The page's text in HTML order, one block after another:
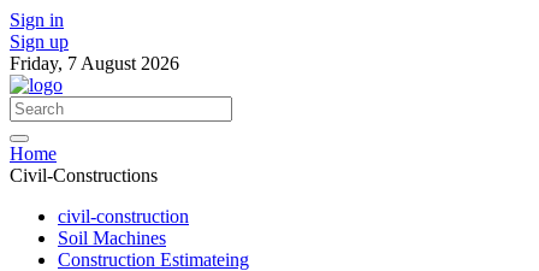
Sign in
Sign up
Friday, 7 August 2026
Home
Civil-Constructions
civil-construction
Soil Machines
Construction Estimateing